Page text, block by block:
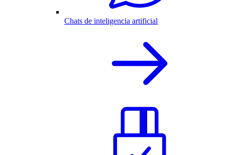
Chats de inteligencia artificial